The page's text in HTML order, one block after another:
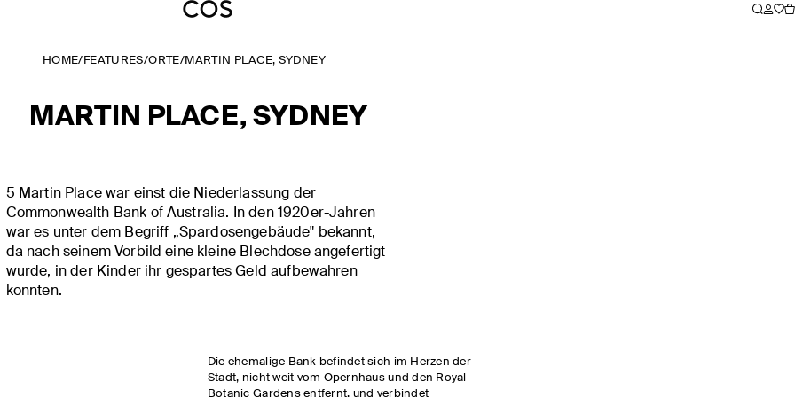
HOME/ FEATURES/ORTE/MARTIN PLACE, SYDNEY
MARTIN PLACE, SYDNEY
5 Martin Place war einst die Niederlassung der
Commonwealth Bank of Australia. In den 1920er-Jahren
war es unter dem Begriff „Spardosengebäude" bekannt,
da nach seinem Vorbild eine kleine Blechdose angefertigt
wurde, in der Kinder ihr gespartes Geld aufbewahren
konnten.
Die ehemalige Bank befindet sich im Herzen der
Stadt, nicht weit vom Opernhaus und den Royal
Botanic Gardens entfernt, und verbindet